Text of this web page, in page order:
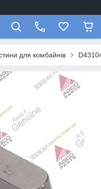
для комбайнів